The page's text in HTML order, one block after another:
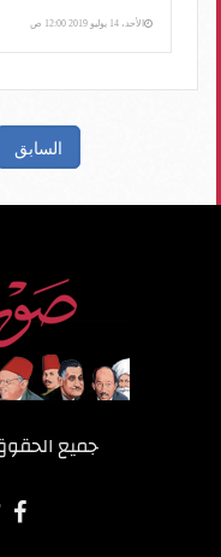
الأحد، 14 يوليو 2019 12:00 ص
السابق
جميع